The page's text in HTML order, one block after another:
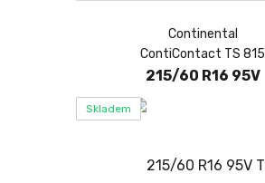
Continental
ContiContact TS 815
215/60 R16 95V
Skladem